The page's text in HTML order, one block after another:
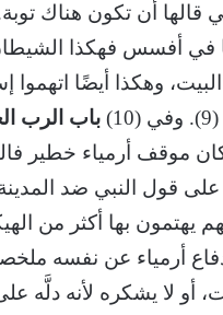
قالها أن تكون
أفسس فهكذا الشيطان
وهكذا أيضًا
باب الرب
تقريبًا. وكان موقف أرمياء
قول النبي ضد
أكثر من الهيكل. وفي (12) لم يتراجع
أرمياء عن نفسه
أو لا يشكره لأنه